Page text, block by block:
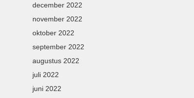
december 2022
november 2022
oktober 2022
september 2022
augustus 2022
juli 2022
juni 2022